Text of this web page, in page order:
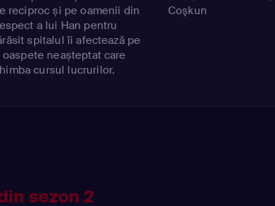
reciproc și pe oamenii din
a lui Han pentru
spitalul îi afectează pe
neașteptat care
cursul lucrurilor.
Coşkun
sezon 2